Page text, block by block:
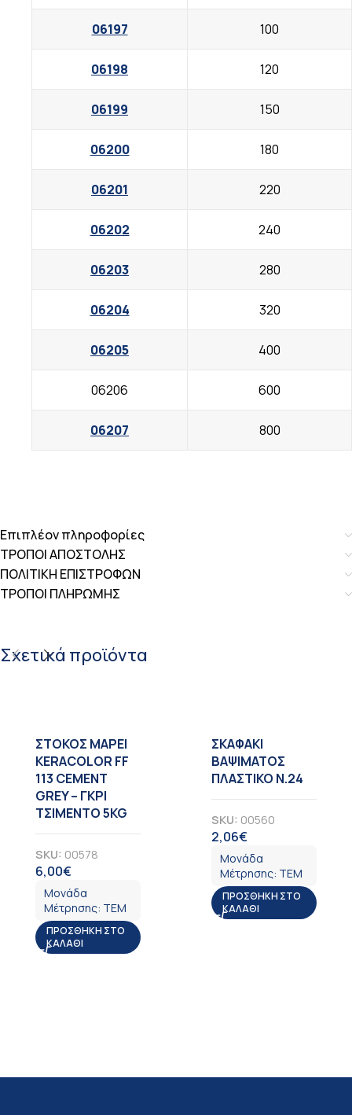
06197 100
06198 120
06199 150
06200 180
06201 220
06202 240
06203 280
06204 320
06205 400
06206 600
06207 800
Επιπλέον πληροφορίες
ΤΡΟΠΟΙ ΑΠΟΣΤΟΛΗΣ
ΠΟΛΙΤΙΚΗ ΕΠΙΣΤΡΟΦΩΝ
ΤΡΟΠΟΙ ΠΛΗΡΩΜΗΣ
Σχετικά προϊόντα
ΣΤΟΚΟΣ MAPEI
KERACOLOR FF
113 CEMENT
GREY – ΓΚΡΙ
ΤΣΙΜΕΝΤΟ 5KG
SKU: 00578
6,00€
Μονάδα
Μέτρησης: ΤΕΜ
ΠΡΟΣΘΉΚΗ ΣΤΟ
ΚΑΛΆΘΙ
ΣΚΑΦΑΚΙ
ΒΑΨΙΜΑΤΟΣ
ΠΛΑΣΤΙΚΟ Ν.24
SKU: 00560
2,06€
Μονάδα
Μέτρησης: ΤΕΜ
ΠΡΟΣΘΉΚΗ ΣΤΟ
ΚΑΛΆΘΙ